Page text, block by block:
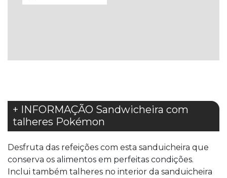
+ INFORMAÇÃO Sandwicheira com
talheres Pokémon
Desfruta das refeições com esta sanduicheira que
conserva os alimentos em perfeitas condições.
Inclui também talheres no interior da sanduicheira